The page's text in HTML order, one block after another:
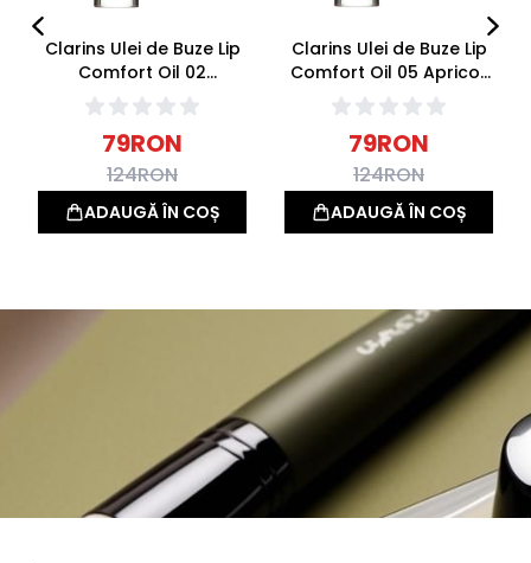
Clarins Ulei de Buze Lip
Comfort Oil 02
Raspberry 7ml
79RON
124RON
ADAUGĂ ÎN COȘ
Clarins Ulei de Buze Lip
Comfort Oil 05 Apricot
7ml
79RON
124RON
ADAUGĂ ÎN COȘ